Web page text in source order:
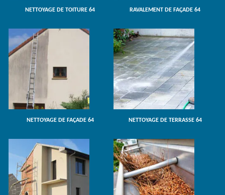
NETTOYAGE DE TOITURE 64 RAVALEMENT DE FAÇADE 64
NETTOYAGE DE FAÇADE 64 NETTOYAGE DE TERRASSE 64